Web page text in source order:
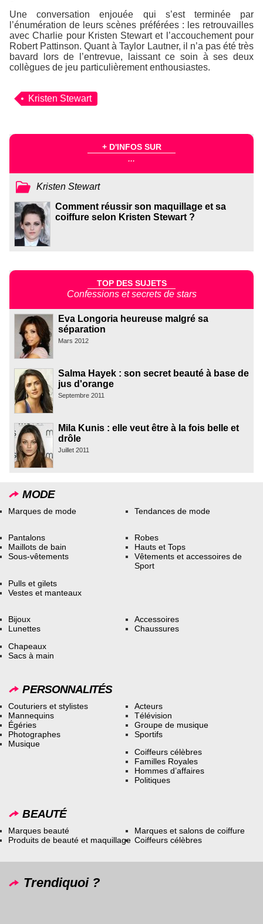
Une conversation enjouée qui s’est terminée par
l’énumération de leurs scènes préférées : les retrouvailles
avec Charlie pour Kristen Stewart et l’accouchement pour
Robert Pattinson. Quant à Taylor Lautner, il n’a pas été très
bavard lors de l’entrevue, laissant ce soin à ses deux
collègues de jeu particulièrement enthousiastes.
Kristen Stewart
+ D'INFOS SUR
...
Kristen Stewart
Comment réussir son maquillage et sa
coiffure selon Kristen Stewart ?
TOP DES SUJETS
Confessions et secrets de stars
Eva Longoria heureuse malgré sa
séparation
Mars 2012
Salma Hayek : son secret beauté à base de
jus d'orange
Septembre 2011
Mila Kunis : elle veut être à la fois belle et
drôle
Juillet 2011
MODE
Marques de mode Tendances de mode
Pantalons
Maillots de bain
Sous-vêtements
Robes
Hauts et Tops
Vêtements et accessoires de
Sport
Pulls et gilets
Vestes et manteaux
Bijoux
Lunettes
Accessoires
Chaussures
Chapeaux
Sacs à main
PERSONNALITÉS
Couturiers et stylistes
Mannequins
Égéries
Photographes
Musique
Acteurs
Télévision
Groupe de musique
Sportifs
Coiffeurs célèbres
Familles Royales
Hommes d’affaires
Politiques
BEAUTÉ
Marques beauté
Produits de beauté et maquillage
Marques et salons de coiffure
Coiffeurs célèbres
Trendiquoi ?